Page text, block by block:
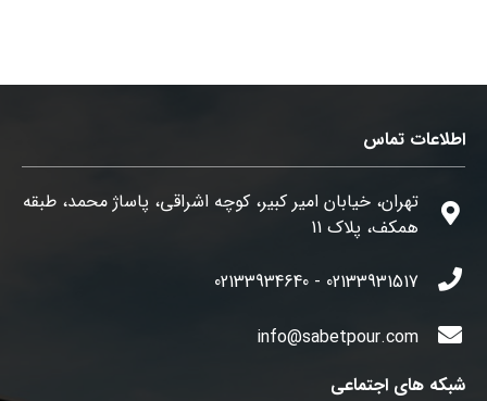
اطلاعات تماس
تهران، خیابان امیر کبیر، کوچه اشراقی، پاساژ محمد، طبقه
همکف، پلاک 11
02133931517 - 02133934640
info@sabetpour.com
شبکه های اجتماعی